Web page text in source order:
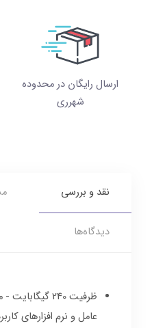
ارسال رایگان در محدوده
شهرری
نقد و بررسی
دیدگاه‌ها
ظرفیت 240
عامل و نرم افزارهای